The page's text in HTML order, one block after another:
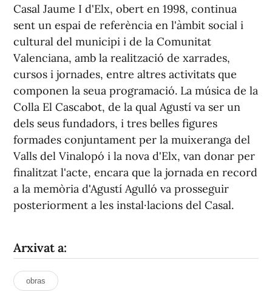
Casal Jaume I d'Elx, obert en 1998, continua
sent un espai de referència en l'àmbit social i
cultural del municipi i de la Comunitat
Valenciana, amb la realització de xarrades,
cursos i jornades, entre altres activitats que
componen la seua programació. La música de la
Colla El Cascabot, de la qual Agustí va ser un
dels seus fundadors, i tres belles figures
formades conjuntament per la muixeranga del
Valls del Vinalopó i la nova d'Elx, van donar per
finalitzat l'acte, encara que la jornada en record
a la memòria d'Agustí Agulló va prosseguir
posteriorment a les instal·lacions del Casal.
Arxivat a:
obras